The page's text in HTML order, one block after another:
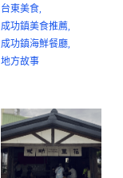
台東美食,
成功鎮美食推薦,
成功鎮海鮮餐廳,
地方故事